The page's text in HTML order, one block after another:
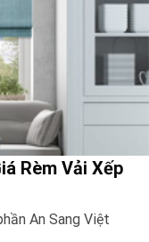
Rèm Vải Xếp
An Sang Việt